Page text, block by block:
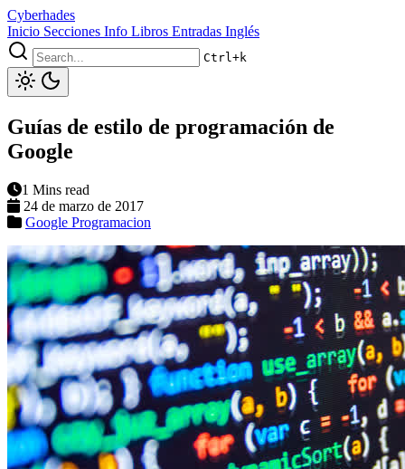
Cyberhades
Inicio Secciones Info Libros Entradas Inglés
Ctrl+k
Guías de estilo de programación de
Google
1 Mins read
24 de marzo de 2017
Google Programacion